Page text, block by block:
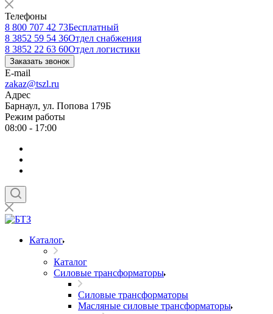
Телефоны
8 800 707 42 73Бесплатный
8 3852 59 54 36Отдел снабжения
8 3852 22 63 60Отдел логистики
Заказать звонок
E-mail
zakaz@tszl.ru
Адрес
Барнаул, ул. Попова 179Б
Режим работы
08:00 - 17:00
Каталог
Каталог
Силовые трансформаторы
Силовые трансформаторы
Масляные силовые трансформаторы